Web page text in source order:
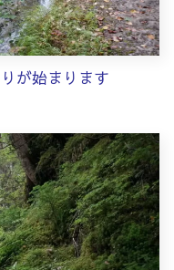
が始まります